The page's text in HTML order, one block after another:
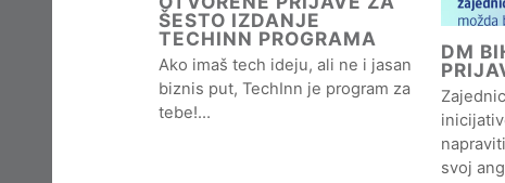
ŠESTO IZDANJE
TECHINN PROGRAMA
Ako imaš tech ideju, ali ne i jasan
biznis put, TechInn je program za
tebe!…
DM
svoj